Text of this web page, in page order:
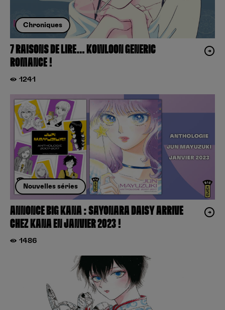
Chroniques
7 RAISONS DE LIRE… KOWLOON GENERIC
ROMANCE !
1241
Nouvelles séries
ANNONCE BIG KANA : SAYONARA DAISY ARRIVE
CHEZ KANA EN JANVIER 2023 !
1486